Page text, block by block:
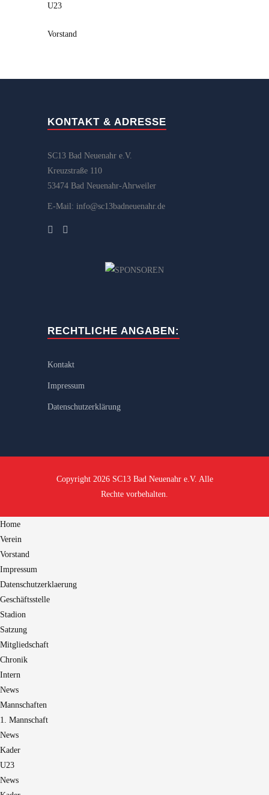
U23
Vorstand
KONTAKT & ADRESSE
SC13 Bad Neuenahr e.V.
Kreuzstraße 110
53474 Bad Neuenahr-Ahrweiler
E-Mail: info@sc13badneuenahr.de
RECHTLICHE ANGABEN:
Kontakt
Impressum
Datenschutzerklärung
Copyright 2026 SC13 Bad Neuenahr e.V. Alle
Rechte vorbehalten.
Home
Verein
Vorstand
Impressum
Datenschutzerklaerung
Geschäftsstelle
Stadion
Satzung
Mitgliedschaft
Chronik
Intern
News
Mannschaften
1. Mannschaft
News
Kader
U23
News